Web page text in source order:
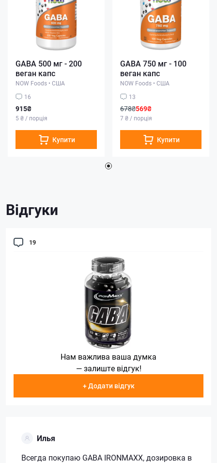
GABA 500 мг - 200
веган капс
NOW Foods • США
16
915₴
5 ₴ / порція
Купити
GABA 750 мг - 100
веган капс
NOW Foods • США
13
678₴569₴
7 ₴ / порція
Купити
Відгуки
19
Нам важлива ваша думка
— залиште відгук!
+ Додати відгук
Илья
Всегда покупаю GABA IRONMAXX, дозировка в